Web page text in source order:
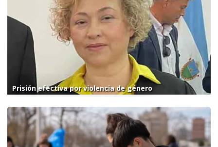
Prisión efectiva por violencia de género